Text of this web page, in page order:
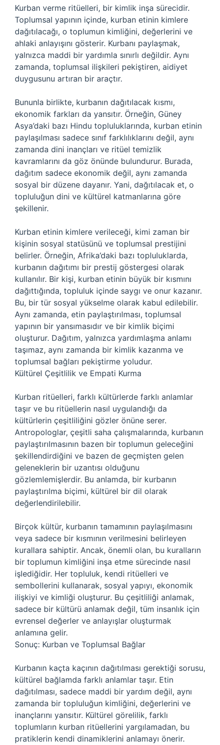
Kurban verme ritüelleri, bir kimlik inşa sürecidir.
Toplumsal yapının içinde, kurban etinin kimlere
dağıtılacağı, o toplumun kimliğini, değerlerini ve
ahlaki anlayışını gösterir. Kurbanı paylaşmak,
yalnızca maddi bir yardımla sınırlı değildir. Aynı
zamanda, toplumsal ilişkileri pekiştiren, aidiyet
duygusunu artıran bir araçtır.
Bununla birlikte, kurbanın dağıtılacak kısmı,
ekonomik farkları da yansıtır. Örneğin, Güney
Asya’daki bazı Hindu topluluklarında, kurban etinin
paylaşılması sadece sınıf farklılıklarını değil, aynı
zamanda dini inançları ve ritüel temizlik
kavramlarını da göz önünde bulundurur. Burada,
dağıtım sadece ekonomik değil, aynı zamanda
sosyal bir düzene dayanır. Yani, dağıtılacak et, o
topluluğun dini ve kültürel katmanlarına göre
şekillenir.
Kurban etinin kimlere verileceği, kimi zaman bir
kişinin sosyal statüsünü ve toplumsal prestijini
belirler. Örneğin, Afrika’daki bazı topluluklarda,
kurbanın dağıtımı bir prestij göstergesi olarak
kullanılır. Bir kişi, kurban etinin büyük bir kısmını
dağıttığında, topluluk içinde saygı ve onur kazanır.
Bu, bir tür sosyal yükselme olarak kabul edilebilir.
Aynı zamanda, etin paylaştırılması, toplumsal
yapının bir yansımasıdır ve bir kimlik biçimi
oluşturur. Dağıtım, yalnızca yardımlaşma anlamı
taşımaz, aynı zamanda bir kimlik kazanma ve
toplumsal bağları pekiştirme yoludur.
Kültürel Çeşitlilik ve Empati Kurma
Kurban ritüelleri, farklı kültürlerde farklı anlamlar
taşır ve bu ritüellerin nasıl uygulandığı da
kültürlerin çeşitliliğini gözler önüne serer.
Antropologlar, çeşitli saha çalışmalarında, kurbanın
paylaştırılmasının bazen bir toplumun geleceğini
şekillendirdiğini ve bazen de geçmişten gelen
geleneklerin bir uzantısı olduğunu
gözlemlemişlerdir. Bu anlamda, bir kurbanın
paylaştırılma biçimi, kültürel bir dil olarak
değerlendirilebilir.
Birçok kültür, kurbanın tamamının paylaşılmasını
veya sadece bir kısmının verilmesini belirleyen
kurallara sahiptir. Ancak, önemli olan, bu kuralların
bir toplumun kimliğini inşa etme sürecinde nasıl
işlediğidir. Her topluluk, kendi ritüelleri ve
sembollerini kullanarak, sosyal yapıyı, ekonomik
ilişkiyi ve kimliği oluşturur. Bu çeşitliliği anlamak,
sadece bir kültürü anlamak değil, tüm insanlık için
evrensel değerler ve anlayışlar oluşturmak
anlamına gelir.
Sonuç: Kurban ve Toplumsal Bağlar
Kurbanın kaçta kaçının dağıtılması gerektiği sorusu,
kültürel bağlamda farklı anlamlar taşır. Etin
dağıtılması, sadece maddi bir yardım değil, aynı
zamanda bir topluluğun kimliğini, değerlerini ve
inançlarını yansıtır. Kültürel görelilik, farklı
toplumların kurban ritüellerini yargılamadan, bu
pratiklerin kendi dinamiklerini anlamayı önerir.